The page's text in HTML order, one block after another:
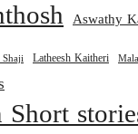
Aswathy
Latheesh Kaitheri